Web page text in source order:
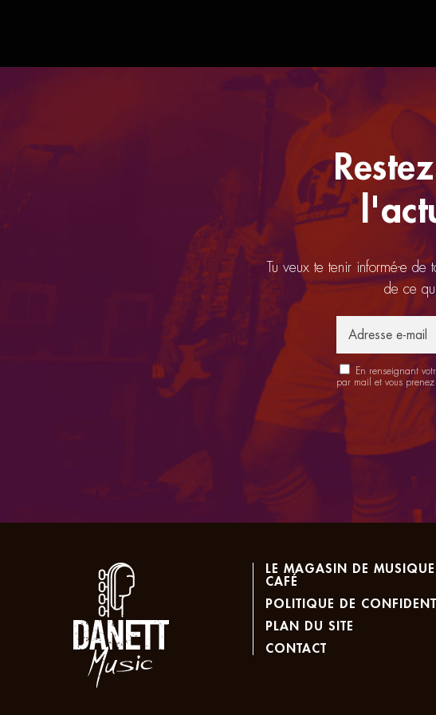
Tu veux te tenir informé-e
de ce
En renseignant
par mail et vous
LE MAGASIN DE
CAFÉ
POLITIQUE DE
PLAN DU SITE
CONTACT